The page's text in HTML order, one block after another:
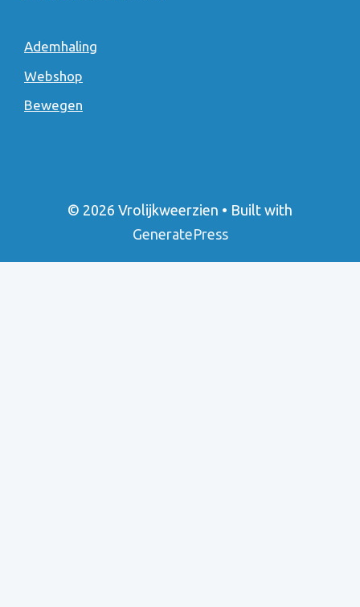
Ademhaling
Webshop
Bewegen
© 2026 Vrolijkweerzien • Built with
GeneratePress